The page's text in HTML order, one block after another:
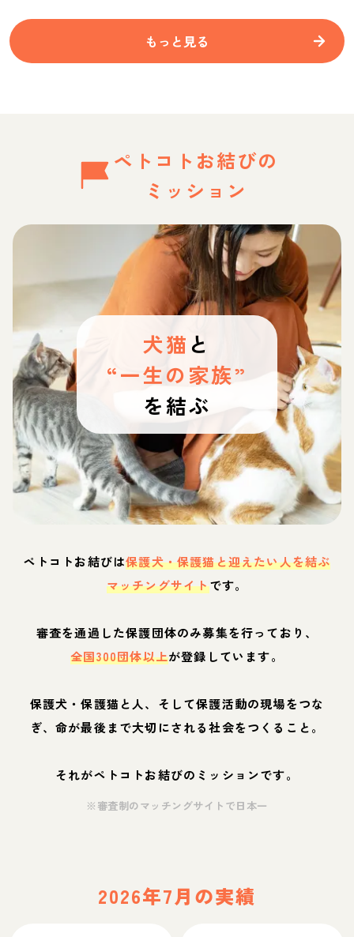
もっと見る
ペトコトお結びの
ミッション
犬猫 と
“一生の家族”
を結ぶ
ペトコトお結びは保護犬・保護猫と迎えたい人を結ぶ
マッチングサイトです。
審査を通過した保護団体のみ募集を行っており、
全国300団体以上が登録しています。
保護犬・保護猫と人、そして保護活動の現場をつな
ぎ、命が最後まで大切にされる社会をつくること。
それがペトコトお結びのミッションです。
※審査制のマッチングサイトで日本一
2026年7月の実績